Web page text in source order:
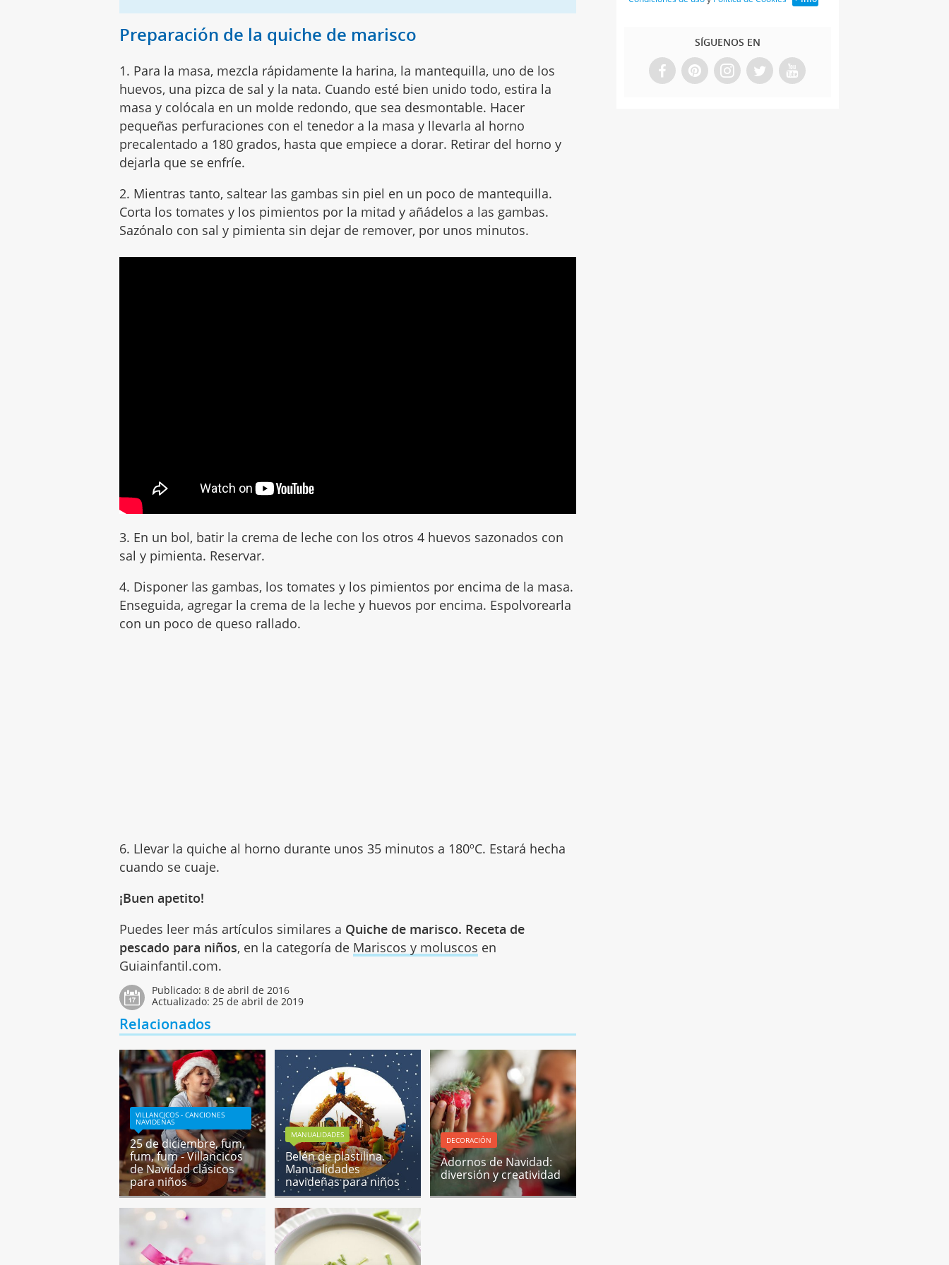
Preparación de la quiche de marisco
1. Para la masa, mezcla rápidamente la harina, la mantequilla, uno de los
huevos, una pizca de sal y la nata. Cuando esté bien unido todo, estira la
masa y colócala en un molde redondo, que sea desmontable. Hacer
pequeñas perfuraciones con el tenedor a la masa y llevarla al horno
precalentado a 180 grados, hasta que empiece a dorar. Retirar del horno y
dejarla que se enfríe.
2. Mientras tanto, saltear las gambas sin piel en un poco de mantequilla.
Corta los tomates y los pimientos por la mitad y añádelos a las gambas.
Sazónalo con sal y pimienta sin dejar de remover, por unos minutos.
3. En un bol, batir la crema de leche con los otros 4 huevos sazonados con
sal y pimienta. Reservar.
4. Disponer las gambas, los tomates y los pimientos por encima de la masa.
Enseguida, agregar la crema de la leche y huevos por encima. Espolvorearla
con un poco de queso rallado.
6. Llevar la quiche al horno durante unos 35 minutos a 180ºC. Estará hecha
cuando se cuaje.
¡Buen apetito!
Puedes leer más artículos similares a Quiche de marisco. Receta de
pescado para niños, en la categoría de Mariscos y moluscos en
Guiainfantil.com.
Publicado:8 de abril de 2016
Actualizado: 25 de abril de 2019
Relacionados
VILLANCICOS - CANCIONES
NAVIDEÑAS
25 de diciembre, fum,
fum, fum - Villancicos
de Navidad clásicos
para niños
MANUALIDADES
Belén de plastilina.
Manualidades
navideñas para niños
DECORACIÓN
Adornos de Navidad:
diversión y creatividad
SÍGUENOS EN